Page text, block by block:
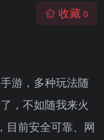
收藏 0
游，多种玩法随
，不如随我来火
目前安全可靠、网